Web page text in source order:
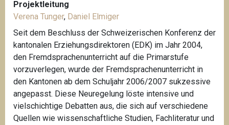
Projektleitung
Verena Tunger, Daniel Elmiger
Seit dem Beschluss der Schweizerischen Konferenz der
kantonalen Erziehungsdirektoren (EDK) im Jahr 2004,
den Fremdsprachenunterricht auf die Primarstufe
vorzuverlegen, wurde der Fremdsprachenunterricht in
den Kantonen ab dem Schuljahr 2006/2007 sukzessive
angepasst. Diese Neuregelung löste intensive und
vielschichtige Debatten aus, die sich auf verschiedene
Quellen wie wissenschaftliche Studien, Fachliteratur und